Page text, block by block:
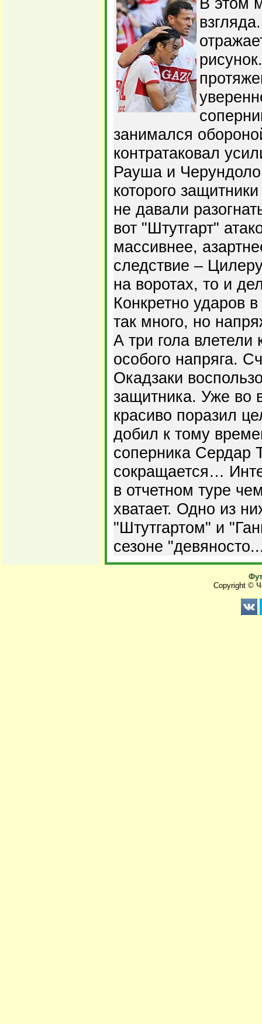
занимался
контратаковал
Рауша и
которого
не давали
вот "Штутгарт"
массивнее,
следствие –
на воротах, то и
Конкретно ударов
так много, но
А три гола
особого напряга.
Окадзаки
защитника. Уже во
красиво поразил
добил к тому
соперника Сердар
сокращается…
в отчетном туре
хватает. Одно из
"Штутгартом" и
сезоне
Copyright ©